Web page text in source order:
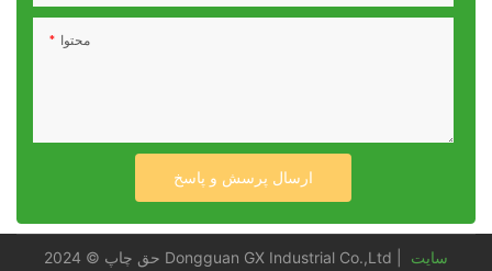
محتوا
ارسال پرسش و پاسخ
حق چاپ © 2024 Dongguan GX Industrial Co.,Ltd | سایت